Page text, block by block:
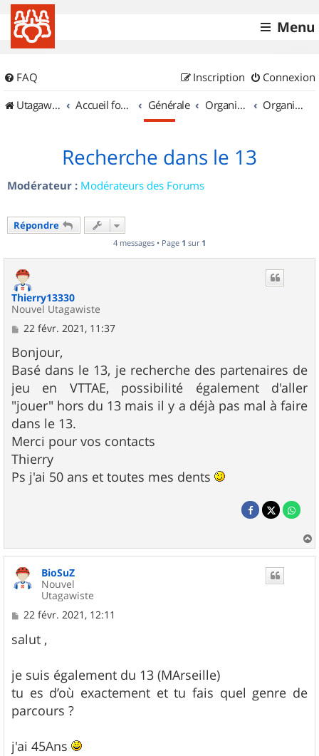
Menu
FAQ Connexion
Inscription
UtagawaVTT (Randos VTT et VTTAE avec traces GPS)
Accueil forum Générale Organisation de sorties & Recherche de partenaires Organisation de sorties en région Provence Alpes Côte d'Azur
Recherche dans le 13
Modérateur : Modérateurs des Forums
Répondre
4 messages • Page 1 sur 1
Thierry13330
Nouvel Utagawiste
M
s
s
a
g
e
22 févr. 2021, 11:37
Bonjour,
Basé dans le 13, je recherche des partenaires de
jeu en VTTAE, possibilité également d'aller
"jouer" hors du 13 mais il y a déjà pas mal à faire
dans le 13.
Merci pour vos contacts
Thierry
Ps j'ai 50 ans et toutes mes dents
a
BioSuZ
Nouvel
Utagawiste
M
s
s
g
e
22 févr. 2021, 12:11
salut ,
je suis également du 13 (MArseille)
tu es d’où exactement et tu fais quel genre de
parcours ?
j'ai 45Ans